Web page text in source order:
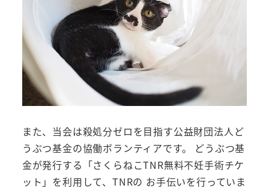
また、当会は殺処分ゼロを目指す公益財団法人ど
うぶつ基金の協働ボランティアです。 どうぶつ基
金が発行する「さくらねこTNR無料不妊手術チケ
ット」を利用して、TNRの お手伝いを行っていま